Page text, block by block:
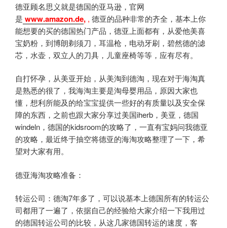
德亚顾名思义就是德国的亚马逊，官网
是 www.amazon.de, , 德亚的品种非常的齐全，基本上你
能想要的买的德国热门产品，德亚上面都有，从爱他美喜
宝奶粉，到博朗剃须刀，耳温枪，电动牙刷，碧然德的滤
芯，水壶，双立人的刀具，儿童座椅等等，应有尽有。
自打怀孕，从美亚开始，从美淘到德淘，现在对于海淘真
是熟悉的很了，我海淘主要是淘母婴用品，原因大家也
懂，想利所能及的给宝宝提供一些好的有质量以及安全保
障的东西，之前也跟大家分享过美国iherb，美亚，德国
windeln，德国的kidsroom的攻略了，一直有宝妈问我德亚
的攻略，最近终于抽空将德亚的海淘攻略整理了一下，希
望对大家有用。
德亚海淘攻略准备：
转运公司：德淘7年多了，可以说基本上德国所有的转运公
司都用了一遍了，依据自己的经验给大家介绍一下我用过
的德国转运公司的比较，从这几家德国转运的速度，客